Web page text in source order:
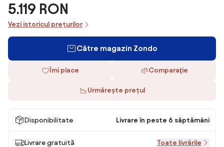
5.119 RON
Vezi istoricul prețurilor
Către magazin Zondo
Îmi place Comparaţie
Urmărește prețul
Disponibilitate Livrare în peste 6 săptămâni
Livrare gratuită Toate livrările